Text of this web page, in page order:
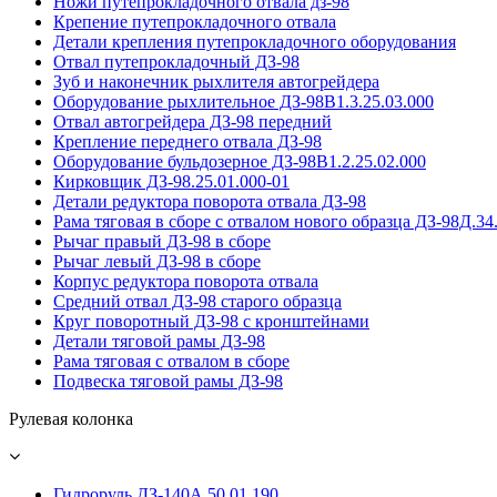
Крепение путепрокладочного отвала
Детали крепления путепрокладочного оборудования
Отвал путепрокладочный ДЗ-98
Зуб и наконечник рыхлителя автогрейдера
Оборудование рыхлительное ДЗ-98В1.3.25.03.000
Отвал автогрейдера ДЗ-98 передний
Крепление переднего отвала ДЗ-98
Оборудование бульдозерное ДЗ-98В1.2.25.02.000
Кирковщик ДЗ-98.25.01.000-01
Детали редуктора поворота отвала ДЗ-98
Рама тяговая в сборе с отвалом нового образца ДЗ-
Рычаг правый ДЗ-98 в сборе
Рычаг левый ДЗ-98 в сборе
Корпус редуктора поворота отвала
Средний отвал ДЗ-98 старого образца
Круг поворотный ДЗ-98 с кронштейнами
Детали тяговой рамы ДЗ-98
Рама тяговая с отвалом в сборе
Подвеска тяговой рамы ДЗ-98
Рулевая колонка